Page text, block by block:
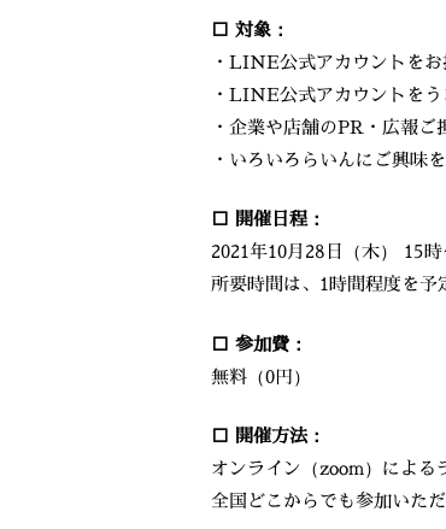
□ 対象：
・LINE公式アカウントを
・LINE公式アカウントを
・企業や店舗のPR・広報ご
・いろいろらいんにご興味
□ 開催日程：
2021年10月28日（木） 15時
所要時間は、1時間程度を予
□ 参加費：
無料（0円）
□ 開催方法：
オンライン（zoom）による
全国どこからでも参加いただ